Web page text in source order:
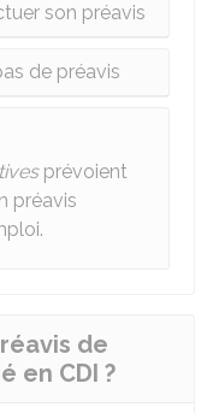
son préavis
de préavis
prévoient
préavis
de
en CDI ?